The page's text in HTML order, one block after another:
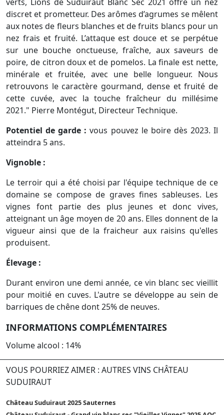
discret et prometteur. Des arômes d’agrumes se mêlent
aux notes de fleurs blanches et de fruits blancs pour un
nez frais et fruité. L’attaque est douce et se perpétue
sur une bouche onctueuse, fraîche, aux saveurs de
poire, de citron doux et de pomelos. La finale est nette,
minérale et fruitée, avec une belle longueur. Nous
retrouvons le caractère gourmand, dense et fruité de
cette cuvée, avec la touche fraîcheur du millésime
2021." Pierre Montégut, Directeur Technique.
Potentiel de garde : vous pouvez le boire dès 2023. Il
atteindra 5 ans.
Vignoble :
Le terroir qui a été choisi par l'équipe technique de ce
domaine se compose de graves fines sableuses. Les
vignes font partie des plus jeunes et donc vives,
atteignant un âge moyen de 20 ans. Elles donnent de la
vigueur ainsi que de la fraicheur aux raisins qu'elles
produisent.
Élevage :
Durant environ une demi année, ce vin blanc sec vieillit
pour moitié en cuves. L'autre se développe au sein de
barriques de chêne dont 25% de neuves.
INFORMATIONS COMPLÉMENTAIRES
Volume alcool : 14%
VOUS POURRIEZ AIMER : AUTRES VINS CHÂTEAU
SUDUIRAUT
Château Suduiraut 2025 Sauternes